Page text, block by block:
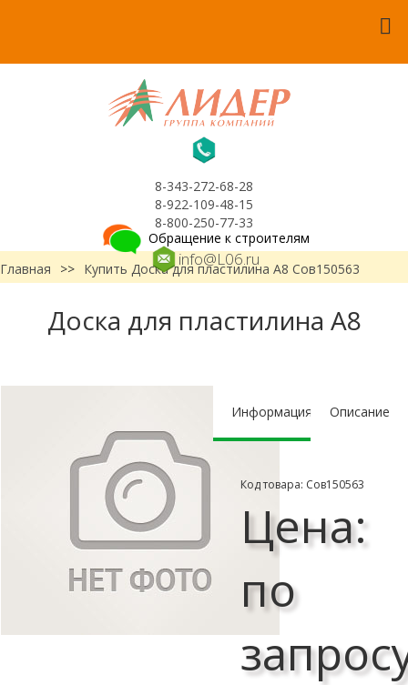
8-343-272-68-28
8-922-109-48-15
8-800-250-77-33
info@L06.ru
Обращение к строителям
Главная
>> Купить Доска для пластилина А8 Сов150563
Доска для пластилина А8
Информация Описание
Код товара: Сов150563
Цена:
по